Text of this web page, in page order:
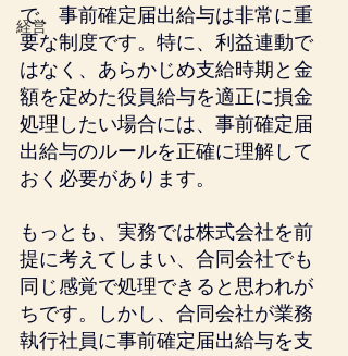
経営
で、事前確定届出給与は非常に重
要な制度です。特に、利益連動で
はなく、あらかじめ支給時期と金
額を定めた役員給与を適正に損金
処理したい場合には、事前確定届
出給与のルールを正確に理解して
おく必要があります。
もっとも、実務では株式会社を前
提に考えてしまい、合同会社でも
同じ感覚で処理できると思われが
ちです。しかし、合同会社が業務
執行社員に事前確定届出給与を支